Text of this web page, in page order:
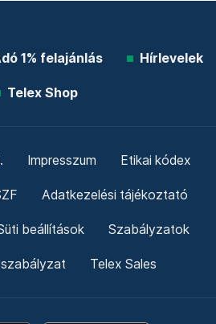
1% felajánlás Hírlevelek
Telex Shop
Impresszum Etikai kódex
Adatkezelési tájékoztató
beállítások Szabályzatok
szabályzat Telex Sales